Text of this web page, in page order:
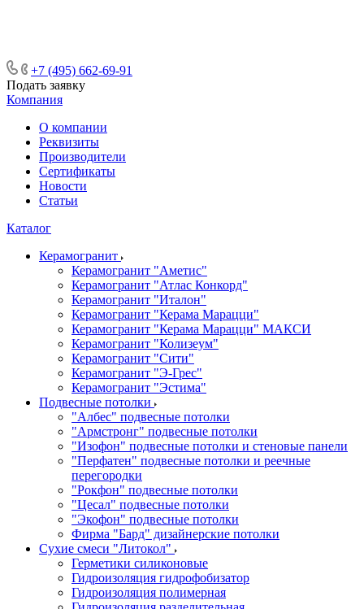
+7 (495) 662-69-91
Подать заявку
Компания
О компании
Реквизиты
Производители
Сертификаты
Новости
Статьи
Каталог
Керамогранит
Керамогранит "Аметис"
Керамогранит "Атлас Конкорд"
Керамогранит "Италон"
Керамогранит "Керама Марацци"
Керамогранит "Керама Марацци" МАКСИ
Керамогранит "Колизеум"
Керамогранит "Сити"
Керамогранит "Э-Грес"
Керамогранит "Эстима"
Подвесные потолки
"Албес" подвесные потолки
"Армстронг" подвесные потолки
"Изофон" подвесные потолки и стеновые панели
"Перфатен" подвесные потолки и реечные
перегородки
"Рокфон" подвесные потолки
"Цесал" подвесные потолки
"Экофон" подвесные потолки
Фирма "Бард" дизайнерские потолки
Сухие смеси "Литокол"
Герметики силиконовые
Гидроизоляция гидрофобизатор
Гидроизоляция полимерная